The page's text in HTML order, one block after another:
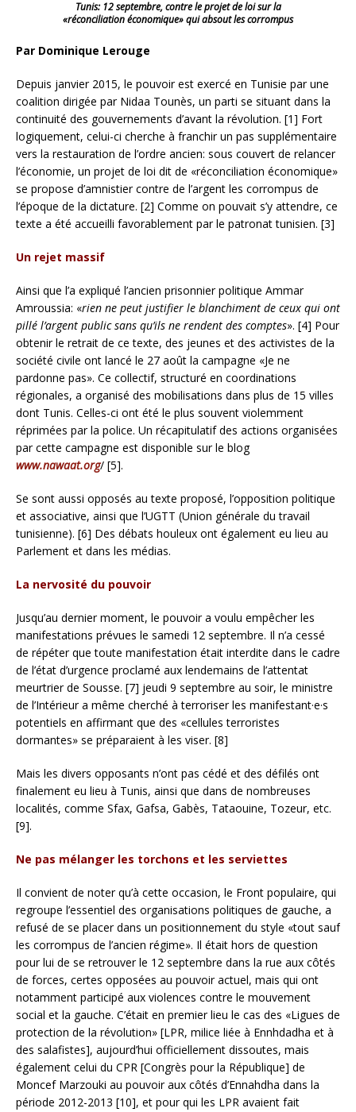
Tunis: 12 septembre, contre le projet de loi sur la
«réconciliationéconomique» qui absout les corrompus
Par Dominique Lerouge
Depuis janvier 2015, le pouvoir est exercé en Tunisie par une
coalition dirigée par Nidaa Tounès, un parti se situant dans la
continuité des gouvernements d’avant la révolution. [1] Fort
logiquement, celui-ci cherche à franchir un pas supplémentaire
vers la restauration de l’ordre ancien: sous couvert de relancer
l’économie, un projet de loi dit de «réconciliation économique»
se propose d’amnistier contre de l’argent les corrompus de
l’époque de la dictature. [2] Comme on pouvait s’y attendre, ce
texte a été accueilli favorablement par le patronat tunisien. [3]
Un rejet massif
Ainsi que l’a expliqué l’ancien prisonnier politique Ammar
Amroussia: «rien ne peut justifier le blanchiment de ceux qui ont
pillé l’argent public sans qu’ils ne rendent des comptes». [4] Pour
obtenir le retrait de ce texte, des jeunes et des activistes de la
société civile ont lancé le 27 août la campagne «Je ne
pardonne pas». Ce collectif, structuré en coordinations
régionales, a organisé des mobilisations dans plus de 15 villes
dont Tunis. Celles-ci ont été le plus souvent violemment
réprimées par la police. Un récapitulatif des actions organisées
par cette campagne est disponible sur le blog
www.nawaat.org/ [5].
Se sont aussi opposés au texte proposé, l’opposition politique
et associative, ainsi que l’UGTT (Union générale du travail
tunisienne). [6] Des débats houleux ont également eu lieu au
Parlement et dans les médias.
La nervosité du pouvoir
Jusqu’au dernier moment, le pouvoir a voulu empêcher les
manifestations prévues le samedi 12 septembre. Il n’a cessé
de répéter que toute manifestation était interdite dans le cadre
de l’état d’urgence proclamé aux lendemains de l’attentat
meurtrier de Sousse. [7] jeudi 9 septembre au soir, le ministre
de l’Intérieur a même cherché à terroriser les manifestant·e·s
potentiels en affirmant que des «cellules terroristes
dormantes» se préparaient à les viser. [8]
Mais les divers opposants n’ont pas cédé et des défilés ont
finalement eu lieu à Tunis, ainsi que dans de nombreuses
localités, comme Sfax, Gafsa, Gabès, Tataouine, Tozeur, etc.
[9].
Ne pas mélanger les torchons et les serviettes
Il convient de noter qu’à cette occasion, le Front populaire, qui
regroupe l’essentiel des organisations politiques de gauche, a
refusé de se placer dans un positionnement du style «tout sauf
les corrompus de l’ancien régime». Il était hors de question
pour lui de se retrouver le 12 septembre dans la rue aux côtés
de forces, certes opposées au pouvoir actuel, mais qui ont
notamment participé aux violences contre le mouvement
social et la gauche. C’était en premier lieu le cas des «Ligues de
protection de la révolution» [LPR, milice liée à Ennhdadha et à
des salafistes], aujourd’hui officiellement dissoutes, mais
également celui du CPR [Congrès pour la République] de
Moncef Marzouki au pouvoir aux côtés d’Ennahdha dans la
période 2012-2013 [10], et pour qui les LPR avaient fait